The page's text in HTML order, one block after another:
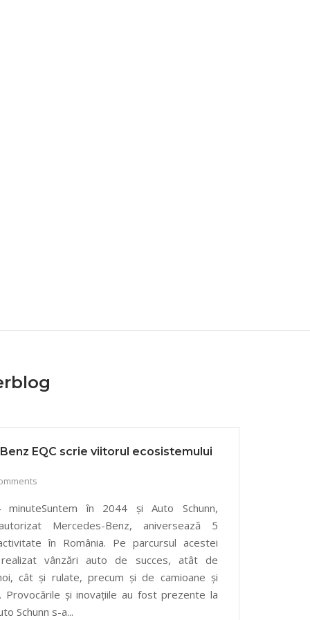
EQC scrie viitorul ecosistemului
în 2044 și Auto Schunn,
Mercedes-Benz, aniversează 5
în România. Pe parcursul acestei
vânzări auto de succes, atât de
cât și rulate, precum și de camioane și
Provocările și inovațiile au fost prezente la
Schunn s-a...